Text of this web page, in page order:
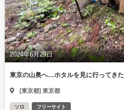
2024年6月29日
東京の山奥へ…ホタルを見に行ってきた
[東京都] 東京都
ソロ フリーサイト